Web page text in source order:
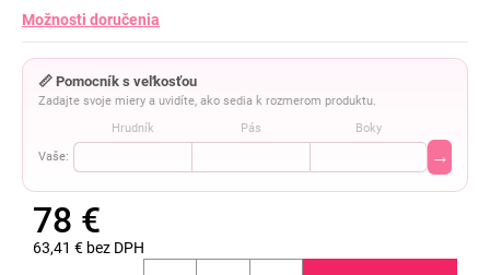
Možnosti doručenia
📏 Pomocník s veľkosťou
Zadajte svoje miery a uvidíte, ako sedia k rozmerom produktu.
Hrudník
Pás Boky
Vaše: →
78 €
63,41 € bez DPH